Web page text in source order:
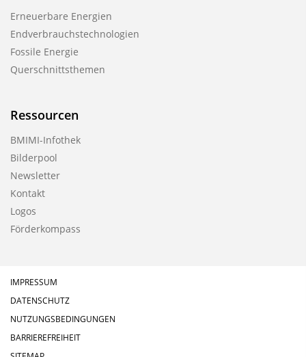
Erneuerbare Energien
Endverbrauchstechnologien
Fossile Energie
Querschnittsthemen
Ressourcen
BMIMI-Infothek
Bilderpool
Newsletter
Kontakt
Logos
Förderkompass
IMPRESSUM
DATENSCHUTZ
NUTZUNGSBEDINGUNGEN
BARRIEREFREIHEIT